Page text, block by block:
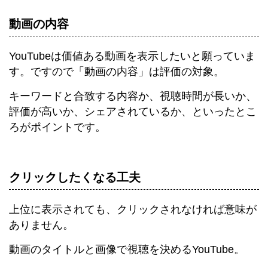
動画の内容
YouTubeは価値ある動画を表示したいと願っていま
す。ですので「動画の内容」は評価の対象。
キーワードと合致する内容か、視聴時間が長いか、
評価が高いか、シェアされているか、といったとこ
ろがポイントです。
クリックしたくなる工夫
上位に表示されても、クリックされなければ意味が
ありません。
動画のタイトルと画像で視聴を決めるYouTube。